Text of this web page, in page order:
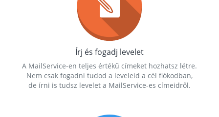
Írj és fogadj levelet
A MailService-en teljes értékű címeket hozhatsz létre.
Nem csak fogadni tudod a leveleid a cél fiókodban,
de írni is tudsz levelet a MailService-es címeidről.